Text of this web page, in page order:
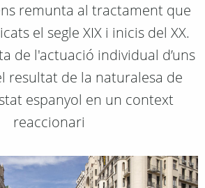
remunta al tractament que
el segle XIX i inicis del XX.
de l'actuació individual d’uns
resultat de la naturalesa de
espanyol en un context
reaccionari